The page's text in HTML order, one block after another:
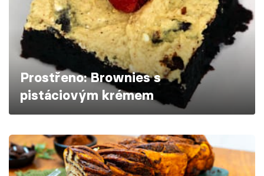
Škola vaření
Recepty z TV
Speciál: Cuketa
Těhotnej kuchař
Přihlášení
Prostřeno: Brownies s
pistáciovým krémem